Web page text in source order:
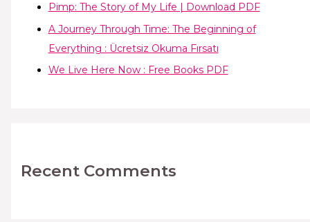
Pimp: The Story of My Life | Download PDF
A Journey Through Time: The Beginning of
Everything : Ücretsiz Okuma Fırsatı
We Live Here Now : Free Books PDF
Recent Comments